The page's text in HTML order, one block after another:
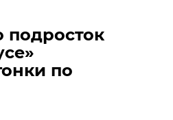
по
...
Пожарные
чайку,
на проводах
Выборге